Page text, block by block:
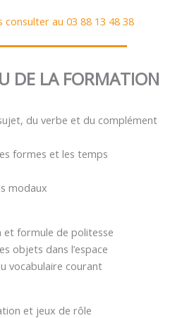
au 03 88 13 48 38
DE LA FORMATION
du verbe et du complément
formes et les temps
modaux
et formule de politesse
objets dans l’espace
vocabulaire courant
et jeux de rôle